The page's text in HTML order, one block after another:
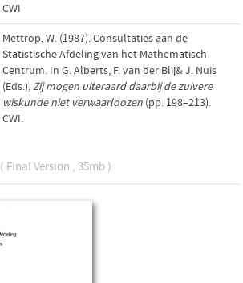
CWI
Mettrop, W. (1987). Consultaties aan de
Statistische Afdeling van het Mathematisch
Centrum. In G. Alberts, F. van der Blij& J. Nuis
(Eds.),Zij mogen uiteraard daarbij de zuivere
wiskunde niet verwaarloozen (pp. 198–213).
CWI.
( Final Version , 35mb )